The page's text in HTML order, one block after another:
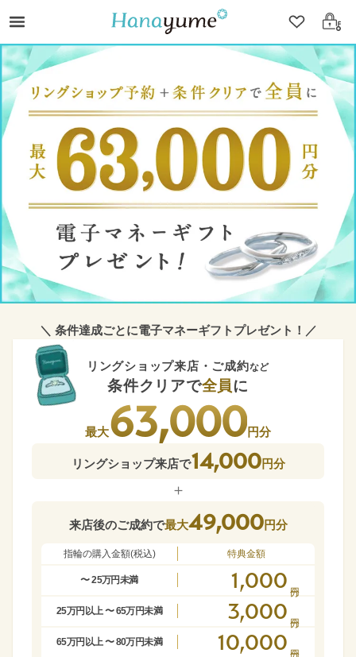
クリップ
ログ
＼ 条件達成ごとに電子マネーギフトプレゼント！／
リングショップ来店・ご成約など
条件クリアで全員に
最大63,000円分
リングショップ来店で14,000円分
＋
来店後のご成約で最大49,000円分
指輪の購入金額(税込) 特典金額
〜 25万円未満 1,000
25万円以上 〜 65万円未満 3,000
65万円以上 〜 80万円未満 10,000